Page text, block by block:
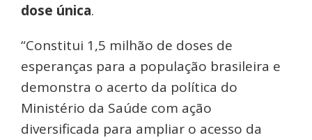
dose única.
“Constitui 1,5 milhão de doses de
esperanças para a população brasileira e
demonstra o acerto da política do
Ministério da Saúde com ação
diversificada para ampliar o acesso da